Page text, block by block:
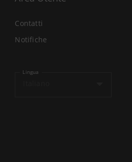
Contatti
Notifiche
Lingua